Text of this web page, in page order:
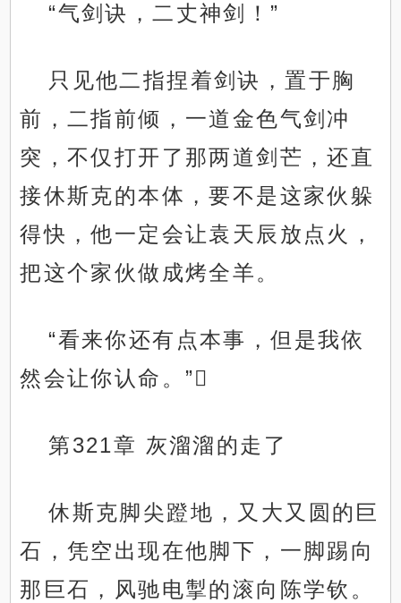
“气剑诀，二丈神剑！”
只见他二指捏着剑诀，置于胸
前，二指前倾，一道金色气剑冲
突，不仅打开了那两道剑芒，还直
接休斯克的本体，要不是这家伙躲
得快，他一定会让袁天辰放点火，
把这个家伙做成烤全羊。
“看来你还有点本事，但是我依
然会让你认命。”
第321章 灰溜溜的走了
休斯克脚尖蹬地，又大又圆的巨
石，凭空出现在他脚下，一脚踢向
那巨石，风驰电掣的滚向陈学钦。